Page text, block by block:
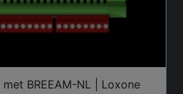
BREEAM-NL | Loxone